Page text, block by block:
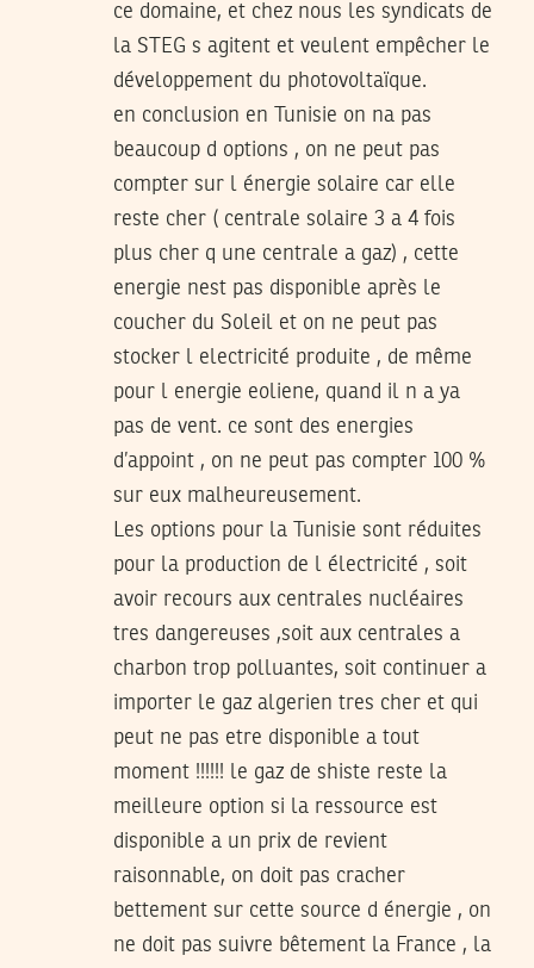
ce domaine, et chez nous les syndicats de
la STEG s agitent et veulent empêcher le
développement du photovoltaïque.
en conclusion en Tunisie on na pas
beaucoup d options , on ne peut pas
compter sur l énergie solaire car elle
reste cher ( centrale solaire 3 a 4 fois
plus cher q une centrale a gaz) , cette
energie nest pas disponible après le
coucher du Soleil et on ne peut pas
stocker l electricité produite , de même
pour l energie eoliene, quand il n a ya
pas de vent. ce sont des energies
d’appoint , on ne peut pas compter 100 %
sur eux malheureusement.
Les options pour la Tunisie sont réduites
pour la production de l électricité , soit
avoir recours aux centrales nucléaires
tres dangereuses ,soit aux centrales a
charbon trop polluantes, soit continuer a
importer le gaz algerien tres cher et qui
peut ne pas etre disponible a tout
moment !!!!!! le gaz de shiste reste la
meilleure option si la ressource est
disponible a un prix de revient
raisonnable, on doit pas cracher
bettement sur cette source d énergie , on
ne doit pas suivre bêtement la France , la